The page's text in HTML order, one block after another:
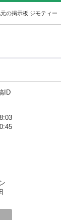
の掲示板 ジモティー
ID